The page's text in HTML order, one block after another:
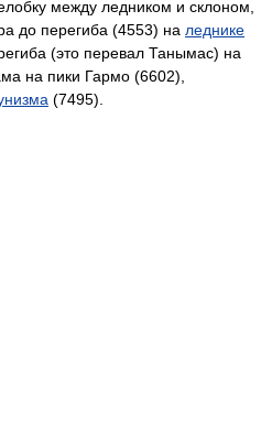
между ледником и склоном,
до перегиба (4553) на леднике
(это перевал Танымас) на
на пики Гармо (6602),
(7495).